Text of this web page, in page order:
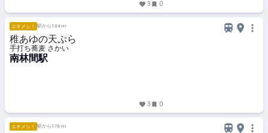
3 0
エキメシ！ 駅から134 m
稚あゆの天ぷら
手打ち蕎麦 さかい
南林間駅
3 0
エキメシ！ 駅から176 m